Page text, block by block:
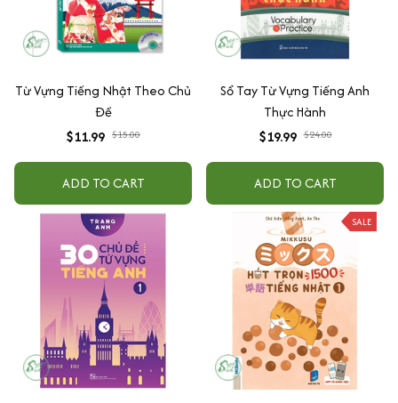
Từ Vựng Tiếng Nhật Theo Chủ
Đề
$11.99 $15.00
ADD TO CART
Sổ Tay Từ Vựng Tiếng Anh
Thực Hành
$19.99 $24.00
ADD TO CART
SALE